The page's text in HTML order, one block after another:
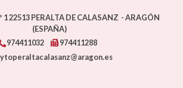
122513 PERALTA DE CALASANZ - ARAGÓN
(ESPAÑA)
974411032
974411288